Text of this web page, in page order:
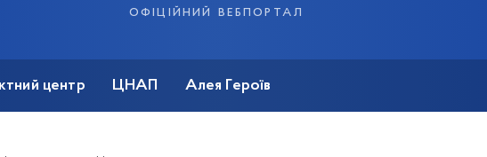
офіційний вебпортал
центр ЦНАП Алея Героїв